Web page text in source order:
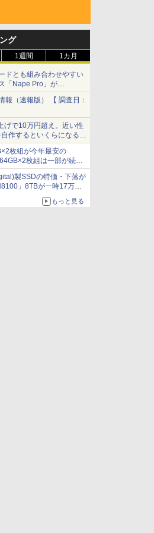
グ
1週間 1カ月
ドとも組み合わせやすい
「Nape Pro」が
報（速報版） 【 調査日：
げで10万円超え。近い性
作するといくらになる？
肴にPCゲーム』】
枚組が今年最安の
枚組は一部が続騰
格]
製SSDの特価・下落が
」8TBが一時17万円
もっと見る